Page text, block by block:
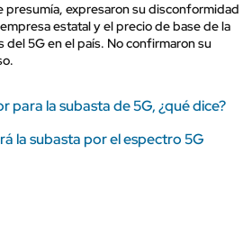
presumía, expresaron su disconformidad
estatal y el precio de base de la
5G en el país. No confirmaron su
para la subasta de 5G, ¿qué dice?
la subasta por el espectro 5G